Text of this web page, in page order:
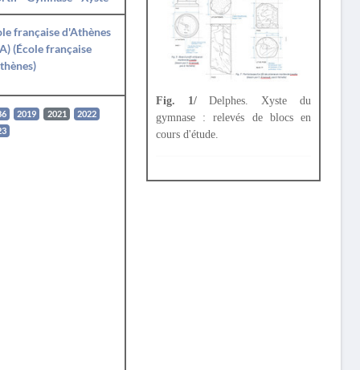
française d'Athènes
(École française
2019 2021
2022
Fig. 1/Delphes. Xyste du
gymnase : relevés de blocs en
cours d'étude.